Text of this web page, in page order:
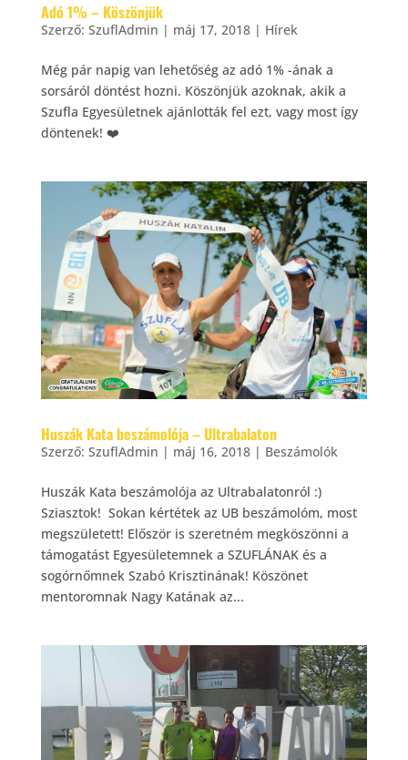
Adó 1% – Köszönjük
Szerző: SzuflAdmin | máj 17, 2018| Hírek
Még pár napig van lehetőség az adó 1% -ának a
sorsáról döntést hozni. Köszönjük azoknak, akik a
Szufla Egyesületnek ajánlották fel ezt, vagy most így
döntenek! ❤️
Huszák Kata beszámolója – Ultrabalaton
Szerző: SzuflAdmin | máj 16, 2018| Beszámolók
Huszák Kata beszámolója az Ultrabalatonról :)
Sziasztok! Sokan kértétek az UB beszámolóm, most
megszületett! Először is szeretném megköszönni a
támogatást Egyesületemnek a SZUFLÁNAK és a
sogórnőmnek Szabó Krisztinának! Köszönet
mentoromnak Nagy Katának az...